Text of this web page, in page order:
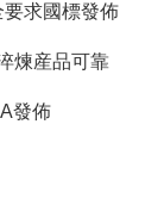
求國標發佈
煉産品可靠
發佈